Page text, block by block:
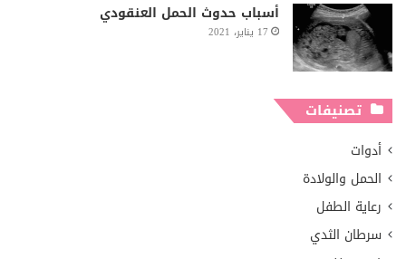
أسباب حدوث الحمل العنقودي
17 يناير، 2021
تصنيفات
أدوات
الحمل والولادة
رعاية الطفل
سرطان الثدي